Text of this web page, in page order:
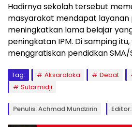
Hadirnya sekolah tersebut
masyarakat mendapat layanan
meningkatkan lama belajar
peningkatan IPM. Di samping
menggratiskan pendidkan SMA/
Tag: Aksaraloka Debat
Sutarmidji
Penulis: Achmad Mundzirin